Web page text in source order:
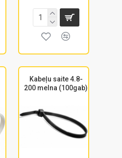
Kabeļu saite 4.8-
200 melna (100gab)